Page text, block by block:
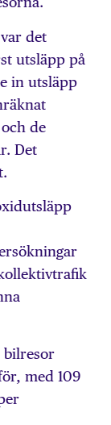
det
utsläpp på
in utsläpp
de
Det
bilresor
med 109